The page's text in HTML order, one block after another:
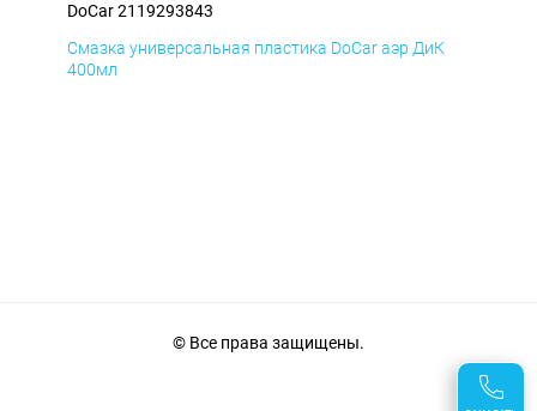
DoCar 2119293843
Смазка универсальная пластика DoCar аэр ДиК
400мл
© Все права защищены.